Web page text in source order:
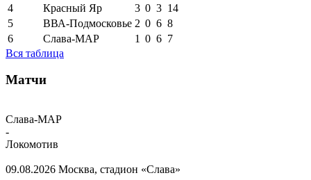
4
Красный Яр 3 0 3 14
5
ВВА-Подмосковье 2 0 6 8
6
Слава-МАР 1 0 6 7
Вся таблица
Матчи
Слава-МАР
-
Локомотив
09.08.2026 Москва, стадион «Слава»